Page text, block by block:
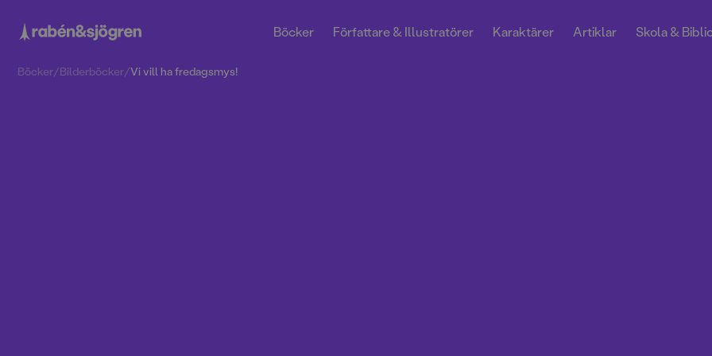
Böcker Författare & Illustratörer Karaktärer Artiklar Skola &
Böcker/Bilderböcker/Vi vill ha fredagsmys!